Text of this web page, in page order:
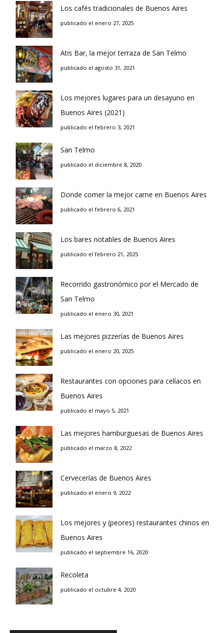
Los cafés tradicionales de Buenos Aires
publicado el enero 27, 2025
Atis Bar, la mejor terraza de San Telmo
publicado el agosto 31, 2021
Los mejores lugares para un desayuno en
Buenos Aires (2021)
publicado el febrero 3, 2021
San Telmo
publicado el diciembre 8, 2020
Donde comer la mejor carne en Buenos Aires
publicado el febrero 6, 2021
Los bares notables de Buenos Aires
publicado el febrero 21, 2025
Recorrido gastronómico por el Mercado de
San Telmo
publicado el enero 30, 2021
Las mejores pizzerías de Buenos Aires
publicado el enero 20, 2025
Restaurantes con opciones para celíacos en
Buenos Aires
publicado el mayo 5, 2021
Las mejores hamburguesas de Buenos Aires
publicado el marzo 8, 2022
Cervecerías de Buenos Aires
publicado el enero 9, 2022
Los mejores y (peores) restaurantes chinos en
Buenos Aires
publicado el septiembre 16, 2020
Recoleta
publicado el octubre 4, 2020